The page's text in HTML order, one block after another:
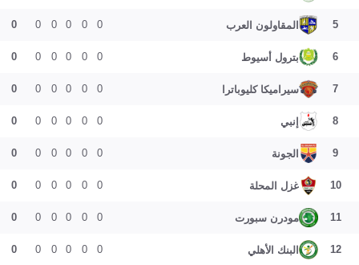
5 المقاولون العرب 0
0
0
0
0
0
6 بترول أسيوط 0
0
0
0
0
0
7 سيراميكا كليوباترا 0
0
0
0
0
0
8 إنبي 0
0
0
0
0
0
9 الجونة 0
0
0
0
0
0
10 غزل المحلة 0
0
0
0
0
0
11 مودرن سبورت 0
0
0
0
0
0
12 البنك الأهلي 0
0
0
0
0
0